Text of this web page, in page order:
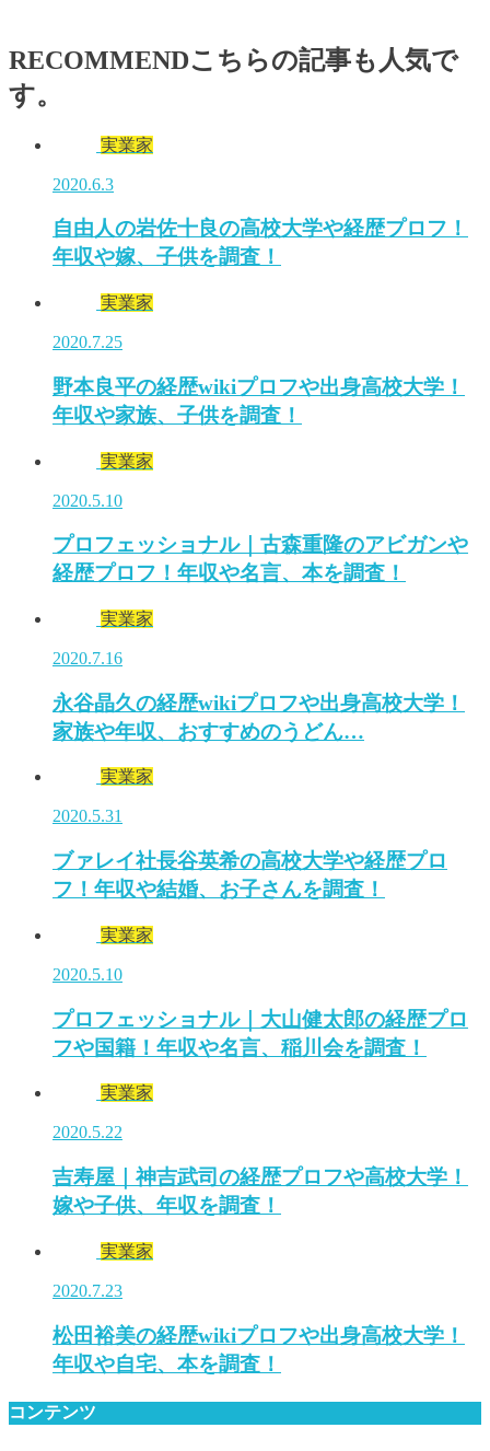
RECOMMENDこちらの記事も人気で
す。
実業家
2020.6.3
自由人の岩佐十良の高校大学や経歴プロフ！
年収や嫁、子供を調査！
実業家
2020.7.25
野本良平の経歴wikiプロフや出身高校大学！
年収や家族、子供を調査！
実業家
2020.5.10
プロフェッショナル｜古森重隆のアビガンや
経歴プロフ！年収や名言、本を調査！
実業家
2020.7.16
永谷晶久の経歴wikiプロフや出身高校大学！
家族や年収、おすすめのうどん…
実業家
2020.5.31
ブァレイ社長谷英希の高校大学や経歴プロ
フ！年収や結婚、お子さんを調査！
実業家
2020.5.10
プロフェッショナル｜大山健太郎の経歴プロ
フや国籍！年収や名言、稲川会を調査！
実業家
2020.5.22
吉寿屋｜神吉武司の経歴プロフや高校大学！
嫁や子供、年収を調査！
実業家
2020.7.23
松田裕美の経歴wikiプロフや出身高校大学！
年収や自宅、本を調査！
コンテンツ